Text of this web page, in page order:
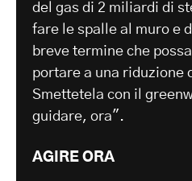
del gas di 2 miliardi di
fare le spalle al muro e
breve termine che
portare a una riduzione
Smettetela con il
guidare, ora".
AGIRE ORA